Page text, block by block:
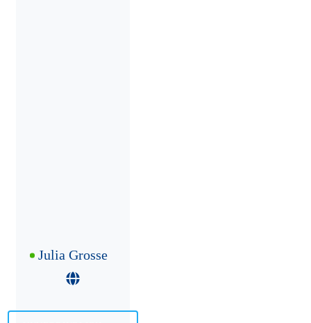
Julia Grosse